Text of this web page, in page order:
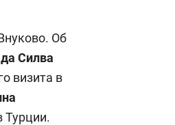
Об
Силва
визита в
Турции.
рок-концерт
вагон с чак-чаком: как
Менделеевске прошла
Героев»